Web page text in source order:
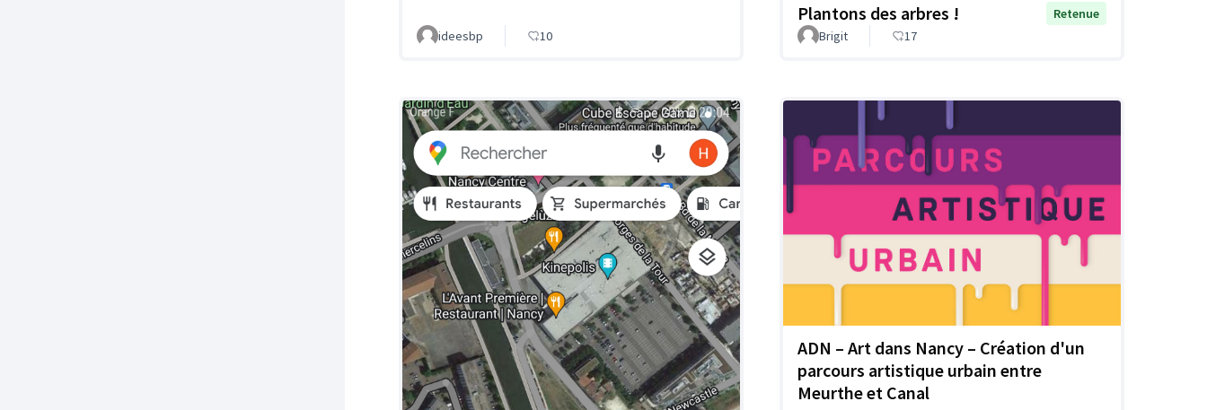
ideesbp 10
Plantons des arbres !
Retenue
Brigit
17
ADN – Art dans Nancy – Création d'un
parcours artistique urbain entre
Meurthe et Canal